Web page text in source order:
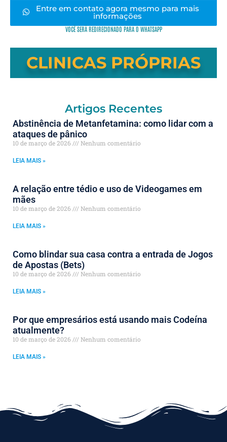
Entre em contato agora mesmo para mais
informações
VOCÊ SERÁ REDIRECIONADO PARA O WHATSAPP
CLINICAS PRÓPRIAS
Artigos Recentes
Abstinência de Metanfetamina: como lidar com a
ataques de pânico
10 de março de 2026 Nenhum comentário
LEIA MAIS »
A relação entre tédio e uso de Videogames em
mães
10 de março de 2026 Nenhum comentário
LEIA MAIS »
Como blindar sua casa contra a entrada de Jogos
de Apostas (Bets)
10 de março de 2026 Nenhum comentário
LEIA MAIS »
Por que empresários está usando mais Codeína
atualmente?
10 de março de 2026 Nenhum comentário
LEIA MAIS »